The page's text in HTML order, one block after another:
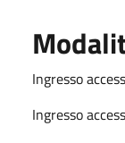
Ingresso
Ingresso